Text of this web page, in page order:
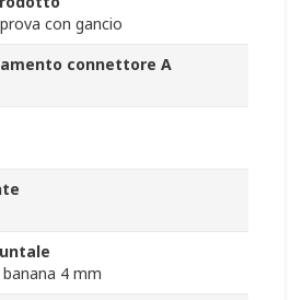
con gancio
connettore A
4 mm